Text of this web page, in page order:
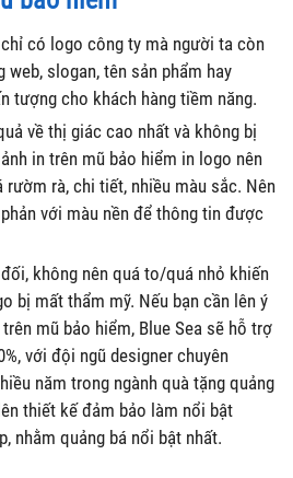
web, slogan, tên sản phẩm hay
tượng cho khách hàng tiềm năng.
về thị giác cao nhất và không bị
in trên mũ bảo hiểm in logo nên
rà, chi tiết, nhiều màu sắc. Nên
với màu nền để thông tin được
không nên quá to/quá nhỏ khiến
bị mất thẩm mỹ. Nếu bạn cần lên ý
mũ bảo hiểm, Blue Sea sẽ hỗ trợ
với đội ngũ designer chuyên
năm trong ngành quà tặng quảng
thiết kế đảm bảo làm nổi bật
nhằm quảng bá nổi bật nhất.
SỐ MẪU NÓN BẢO HIỂM